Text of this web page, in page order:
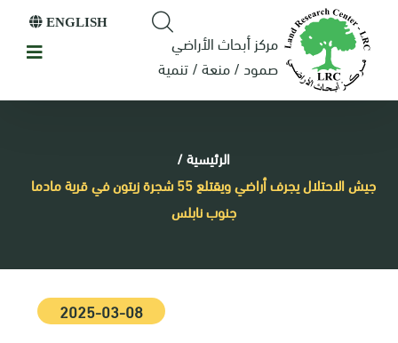
مركز أبحاث الأراضي
صمود / منعة / تنمية
ENGLISH
الرئيسية/
جيش الاحتلال يجرف أراضي ويقتلع 55 شجرة زيتون في قرية مادما
جنوب نابلس
2025-03-08